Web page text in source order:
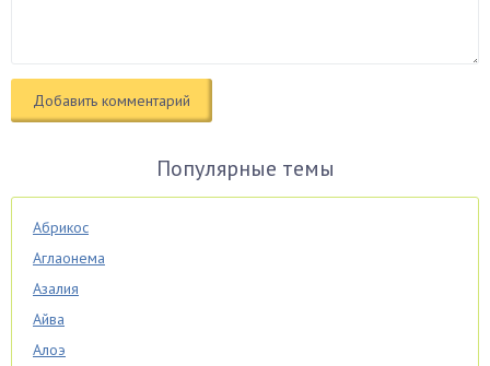
Популярные темы
Абрикос
Аглаонема
Азалия
Айва
Алоэ